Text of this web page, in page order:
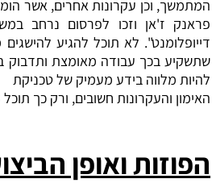
המתמשך, וכן עקרונות אחרים, אשר
פראנק ז'אן וזכו לפרסום נרחב
דייופלומנט". לא תוכל להגיע
שתשקיע בכך עבודה מאומצת ותדבוק
להיות מלווה בידע מעמיק של טכניקת
‏האימון והעקרונות חשובים, ורק כך
הפוזות ואופן